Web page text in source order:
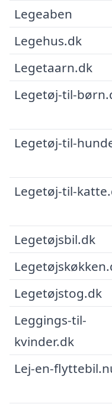
Legeaben
Legehus.dk
Legetaarn.dk
Legetøj-til-
Legetøj-til-
Legetøj-til-
Legetøjsbil.dk
Legetøjstog.dk
Leggings-til-
kvinder.dk
Lej-en-